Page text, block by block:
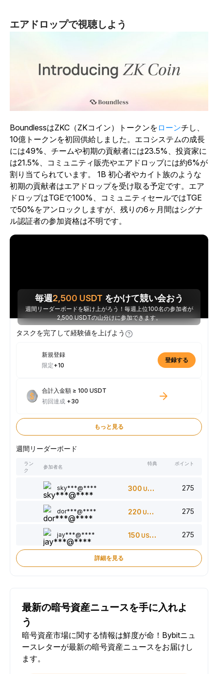
エアドロップで視聴しよう
BoundlessはZKC（ZKコイン）トークンを ローンチし、
10億トークンを初回供給しました。エコシステムの成長
には49%、チームや初期の貢献者には23.5%、投資家に
は21.5%、コミュニティ販売やエアドロップには約6%が
割り当てられています。 1B 初心者やカイト族のような
初期の貢献者はエアドロップを受け取る予定です。エア
ドロップはTGEで100%、コミュニティセールではTGE
で50%をアンロックしますが、残りの6ヶ月間はシグナ
ル認証者の参加資格は不明です。
毎週2,500 USDT をかけて競い会おう
週間リーダーボードを駆け上がろう！毎週上位100名の参加者が
2,500 USDTの山分けに参加できます。
タスクを完了して経験値を上げよう
新規登録
限定+10
登録する
合計入金額 ≥ 100 USDT
初回達成 +30
もっと見る
週間リーダーボード
ラン
ク
参加者名
特典 ポイント
sky***@**** 300 USDT 275
dor***@**** 220 USDT 275
jay***@**** 150 USDT 275
詳細を見る
最新の暗号資産ニュースを手に入れよ
う
暗号資産市場に関する情報は鮮度が命！Bybitニュ
ースレターが最新の暗号資産ニュースをお届けし
ます。